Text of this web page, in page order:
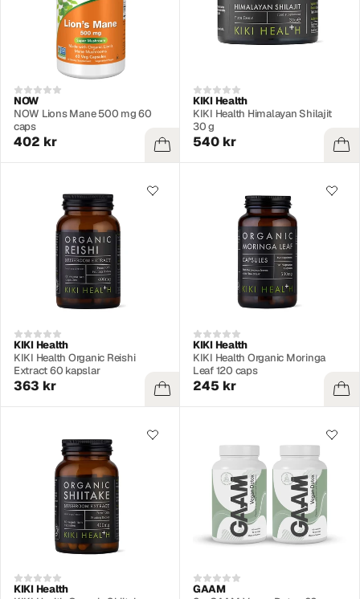
NOW
NOW Lions Mane 500 mg 60
caps
402 kr
KIKI Health
KIKI Health Himalayan Shilajit
30 g
540 kr
KIKI Health
KIKI Health Organic Reishi
Extract 60 kapslar
363 kr
KIKI Health
KIKI Health Organic Moringa
Leaf 120 caps
245 kr
KIKI Health
GAAM